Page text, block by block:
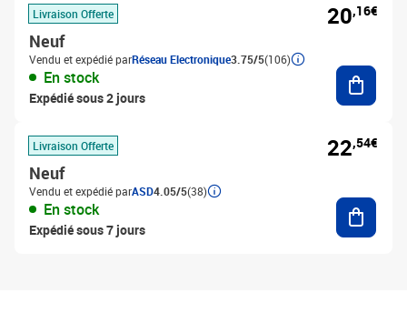
Livraison Offerte
Neuf
Vendu et expédié parRéseau Electronique3.75/5(106)
En stock
Expédié sous 2 jours
20,16€
Livraison Offerte
Neuf
Vendu et expédié parASD4.05/5(38)
En stock
Expédié sous 7 jours
22,54€